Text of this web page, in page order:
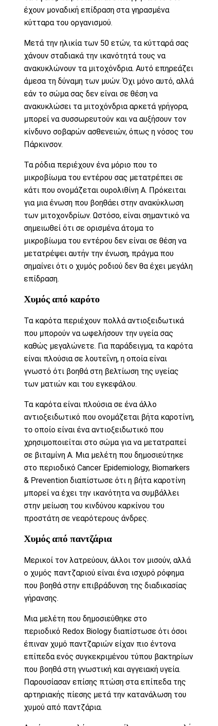
έχουν μοναδική επίδραση στα γηρασμένα
κύτταρα του οργανισμού.
Μετά την ηλικία των 50 ετών, τα κύτταρά σας
χάνουν σταδιακά την ικανότητά τους να
ανακυκλώνουν τα μιτοχόνδρια. Αυτό επηρεάζει
άμεσα τη δύναμη των μυών. Όχι μόνο αυτό, αλλά
εάν το σώμα σας δεν είναι σε θέση να
ανακυκλώσει τα μιτοχόνδρια αρκετά γρήγορα,
μπορεί να συσσωρευτούν και να αυξήσουν τον
κίνδυνο σοβαρών ασθενειών, όπως η νόσος του
Πάρκινσον.
Τα ρόδια περιέχουν ένα μόριο που το
μικροβίωμα του εντέρου σας μετατρέπει σε
κάτι που ονομάζεται ουρολιθίνη Α. Πρόκειται
για μια ένωση που βοηθάει στην ανακύκλωση
των μιτοχονδρίων. Ωστόσο, είναι σημαντικό να
σημειωθεί ότι σε ορισμένα άτοματο
μικροβίωμα του εντέρου δεν είναι σε θέση να
μετατρέψει αυτήν την ένωση, πράγμα που
σημαίνει ότι ο χυμός ροδιού δεν θα έχει μεγάλη
επίδραση.
Χυμός από καρότο
Τα καρότα περιέχουν πολλά αντιοξειδωτικά
που μπορούν να ωφελήσουν την υγεία σας
καθώς μεγαλώνετε. Για παράδειγμα, τα καρότα
είναι πλούσια σε λουτεΐνη, η οποία είναι
γνωστό ότι βοηθά στη βελτίωση της υγείας
των ματιών και του εγκεφάλου.
Τα καρότα είναι πλούσια σε ένα άλλο
αντιοξειδωτικό που ονομάζεται βήτα καροτίνη,
το οποίο είναι ένα αντιοξειδωτικό που
χρησιμοποιείται στο σώμα για να μετατραπεί
σε βιταμίνη Α. Μια μελέτη που δημοσιεύτηκε
στο περιοδικό Cancer Epidemiology, Biomarkers
& Preventionδιαπίστωσε ότι η βήτα καροτίνη
μπορεί να έχει την ικανότητα να συμβάλλει
στην μείωση του κινδύνου καρκίνου του
προστάτη σε νεαρότερους άνδρες.
Χυμός από παντζάρια
Μερικοί τον λατρεύουν, άλλοι τον μισούν, αλλά
ο χυμός παντζαριού είναι ένα ισχυρό ρόφημα
που βοηθά στην επιβράδυνση της διαδικασίας
γήρανσης.
Μια μελέτη που δημοσιεύθηκε στο
περιοδικό Redox Biologyδιαπίστωσε ότι όσοι
έπιναν χυμό παντζαριών είχαν πιο έντονα
επίπεδα ενός συγκεκριμένου τύπου βακτηρίων
που βοηθά στη γνωστική και αγγειακή υγεία.
Παρουσίασαν επίσης πτώση στα επίπεδα της
αρτηριακής πίεσης μετά την κατανάλωση του
χυμού από παντζάρια.